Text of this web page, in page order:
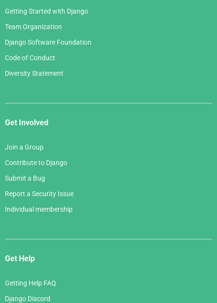
Getting Started with Django
Team Organization
Django Software Foundation
Code of Conduct
Diversity Statement
Get Involved
Join a Group
Contribute to Django
Submit a Bug
Report a Security Issue
Individual membership
Get Help
Getting Help FAQ
Django Discord